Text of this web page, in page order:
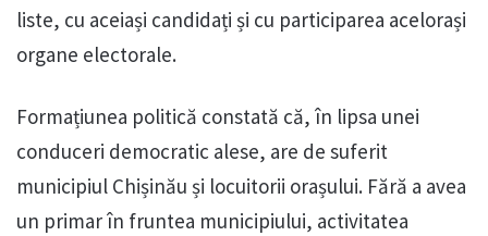
liste, cu aceiași candidați și cu participarea acelorași
organe electorale.
Formațiunea politică constată că, în lipsa unei
conduceri democratic alese, are de suferit
municipiul Chișinău și locuitorii orașului. Fără a avea
un primar în fruntea municipiului, activitatea